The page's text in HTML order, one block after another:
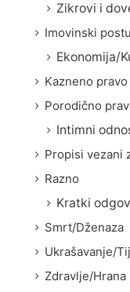
Zikrovi i
Imovinski
Ekonomija/
Kazneno
Porodično
Intimni
Propisi vezani
Razno
Kratki
Smrt/Dženaza
Ukrašavanje/
Zdravlje/Hrana